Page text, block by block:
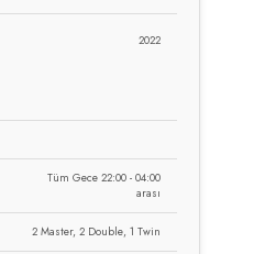
2022
Tüm Gece 22:00 - 04:00
arası
2 Master, 2 Double, 1 Twin